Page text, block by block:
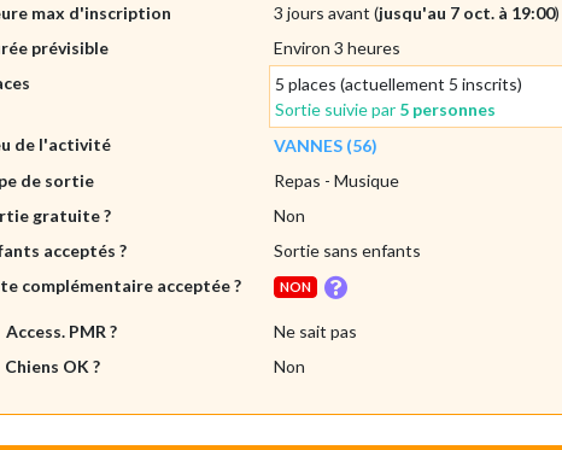
max d'inscription
3 jours avant (jusqu'au 7 oct. à 19:00)
prévisible
Environ 3 heures
5 places (actuellement 5 inscrits)
Sortie suivie par 5 personnes
de l'activité
VANNES (56)
de sortie
Repas - Musique
gratuite ?
Non
acceptés ?
Sortie sans enfants
complémentaire acceptée ?
NON
Access. PMR ?
Ne sait pas
Chiens OK ?
Non